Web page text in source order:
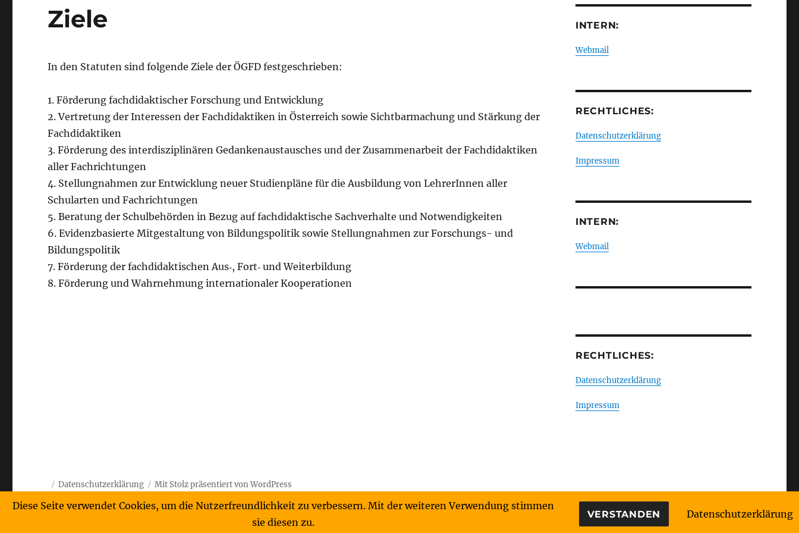
Ziele
In den Statuten sind folgende Ziele der ÖGFD festgeschrieben:
1. Förderung fachdidaktischer Forschung und Entwicklung
2. Vertretung der Interessen der Fachdidaktiken in Österreich sowie Sichtbarmachung und Stärkung der
Fachdidaktiken
3. Förderung des interdisziplinären Gedankenaustausches und der Zusammenarbeit der Fachdidaktiken
aller Fachrichtungen
4. Stellungnahmen zur Entwicklung neuer Studienpläne für die Ausbildung von LehrerInnen aller
Schularten und Fachrichtungen
5. Beratung der Schulbehörden in Bezug auf fachdidaktische Sachverhalte und Notwendigkeiten
6. Evidenzbasierte Mitgestaltung von Bildungspolitik sowie Stellungnahmen zur Forschungs- und
Bildungspolitik
7. Förderung der fachdidaktischen Aus‐, Fort‐ und Weiterbildung
8. Förderung und Wahrnehmung internationaler Kooperationen
INTERN:
Webmail
RECHTLICHES:
Datenschutzerklärung
Impressum
INTERN:
Webmail
RECHTLICHES:
Datenschutzerklärung
Impressum
Datenschutzerklärung Mit Stolz präsentiert von WordPress
Diese Seite verwendet Cookies, um die Nutzerfreundlichkeit zu verbessern. Mit der weiteren Verwendung stimmen
sie diesen zu.
VERSTANDEN Datenschutzerklärung